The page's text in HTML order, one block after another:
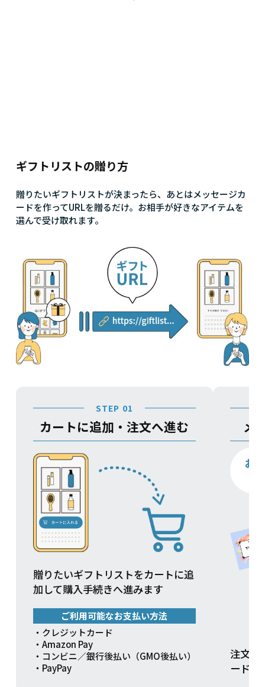
ギフトリストの贈り方
贈りたいギフトリストが決まったら、あとはメッセージカ
ードを作ってURLを贈るだけ。お相手が好きなアイテムを
選んで受け取れます。
STEP 01
カートに追加・注文へ進む
贈りたいギフトリストをカートに追
加して購入手続きへ進みます
ご利用可能なお支払い方法
・クレジットカード
・Amazon Pay
・コンビニ／銀行後払い（GMO後払い）
・PayPay
メ
お
注文方
ードを